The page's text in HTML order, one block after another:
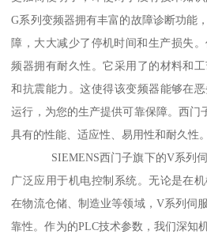
G系列变频器拥有丰富的故障诊断功能
障，大大减少了停机时间和生产损失
频器拥有耐久性。它采用了的材料和
和抗震能力。这使得该变频器能够在
运行，为您的生产提供可靠保障。西门
具有的性能、适应性、易用性和耐久性。
SIEMENS西门子旗下的V系列伺
广泛应用于机电控制系统。无论是在
在物流仓储、制造业等领域，V系列伺
靠性。作为的PLC技术参数，我们深知